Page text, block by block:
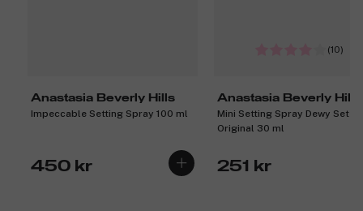
Anastasia Beverly Hills
Impeccable Setting Spray 100 ml
450 kr
(10)
Anastasia Beverly Hills
Mini Setting Spray Dewy Set
Original 30 ml
251 kr